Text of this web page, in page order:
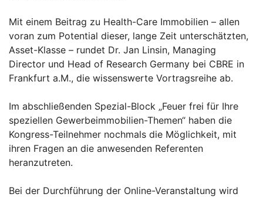
Mit einem Beitrag zu Health-Care Immobilien – allen
voran zum Potential dieser, lange Zeit unterschätzten,
Asset-Klasse – rundet Dr. Jan Linsin, Managing
Director und Head of Research Germany bei CBRE in
Frankfurt a.M., die wissenswerte Vortragsreihe ab.
Im abschließenden Spezial-Block „Feuer frei für Ihre
speziellen Gewerbeimmobilien-Themen“ haben die
Kongress-Teilnehmer nochmals die Möglichkeit, mit
ihren Fragen an die anwesenden Referenten
heranzutreten.
Bei der Durchführung der Online-Veranstaltung wird